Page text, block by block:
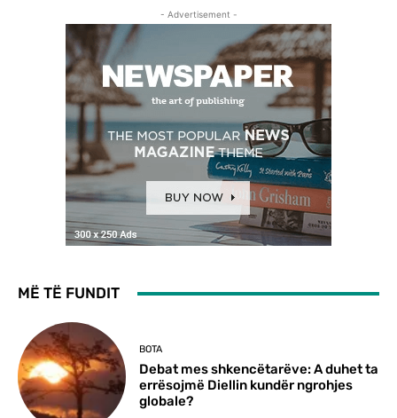
- Advertisement -
MË TË FUNDIT
BOTA
Debat mes shkencëtarëve: A duhet ta
errësojmë Diellin kundër ngrohjes
globale?